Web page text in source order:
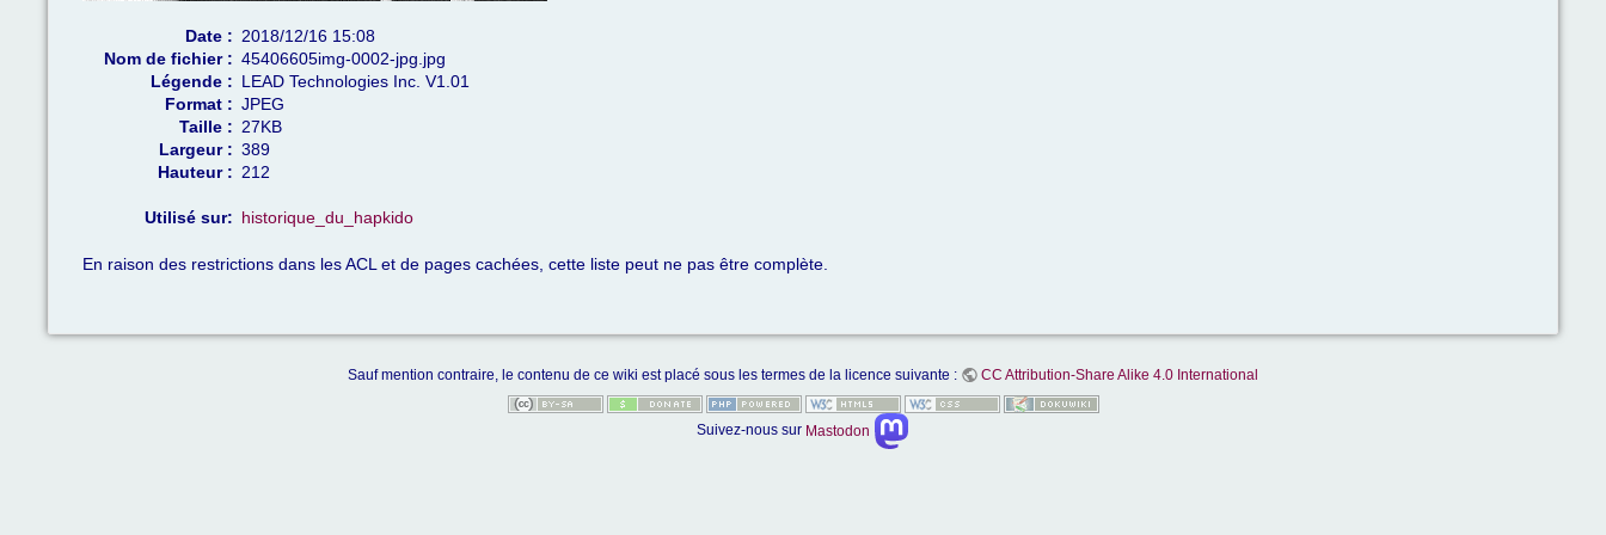
Date : 2018/12/16 15:08
Nom de fichier : 45406605img-0002-jpg.jpg
Légende : LEAD Technologies Inc. V1.01
Format : JPEG
Taille : 27KB
Largeur : 389
Hauteur : 212
Utilisé sur: historique_du_hapkido
En raison des restrictions dans les ACL et de pages cachées, cette liste peut ne pas être complète.
Sauf mention contraire, le contenu de ce wiki est placé sous les termes de la licence suivante : CC Attribution-Share Alike 4.0 International
Suivez-nous sur Mastodon